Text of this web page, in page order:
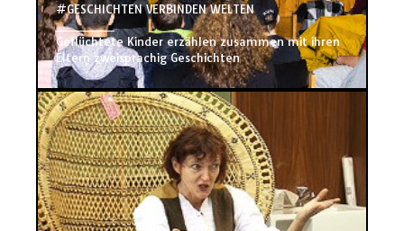
#GESCHICHTEN VERBINDEN WELTEN
________
Geflüchtete Kinder erzählen zusammen mit ihren
Eltern zweisprachig Geschichten